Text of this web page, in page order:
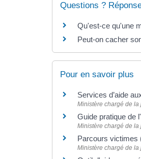
Questions ?
Qu'est-ce qu'une
Peut-on cacher
Pour en savoir plus
Services d’aide
Ministère chargé de la
Guide pratique de
Ministère chargé de la
Parcours victimes
Ministère chargé de la